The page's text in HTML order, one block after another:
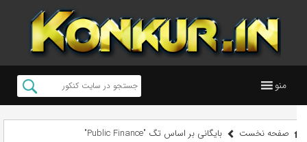
منو
صفحه نخست بایگانی بر اساس تگ "Public Finance"